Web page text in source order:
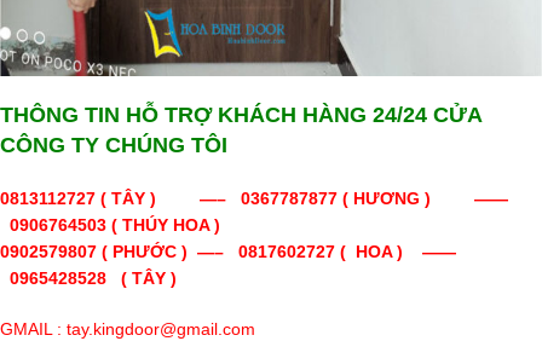
THÔNG TIN HỖ TRỢ KHÁCH HÀNG 24/24 CỬA
CÔNG TY CHÚNG TÔI
0813112727 ( TÂY ) —–
0367787877 ( HƯƠNG ) ——
0906764503 ( THÚY HOA )
0902579807 ( PHƯỚC ) —– 0817602727 ( HOA ) ——
0965428528 ( TÂY )
GMAIL : tay.kingdoor@gmail.com